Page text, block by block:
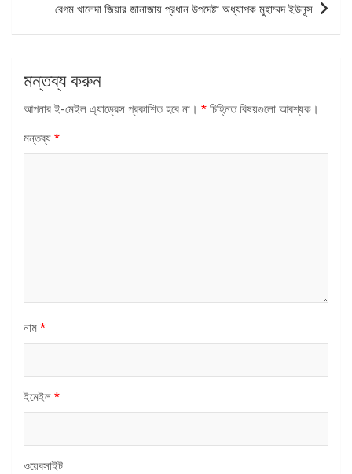
বেগম খালেদা জিয়ার জানাজায় প্রধান উপদেষ্টা অধ্যাপক মুহাম্মদ ইউনূস
মন্তব্য করুন
আপনার ই-মেইল এ্যাড্রেস প্রকাশিত হবে না। * চিহ্নিত বিষয়গুলো আবশ্যক।
মন্তব্য *
নাম *
ইমেইল *
ওয়েবসাইট